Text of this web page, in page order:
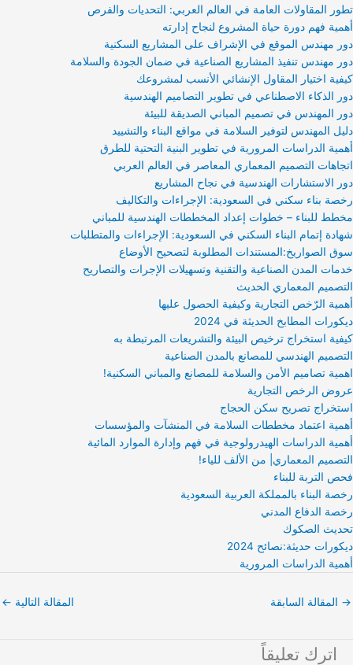
تطور المقاولات العامة في العالم العربي: التحديات والفرص
أهمية فهم دورة حياة المشروع لنجاح إدارته
دور مهندس الموقع في الإشراف على المشاريع السكنية
دور مهندس تنفيذ المشاريع الصناعية في ضمان الجودة والسلامة
كيفية اختيار المقاول الإنشائي الأنسب لمشروعك
دور الذكاء الاصطناعي في تطوير التصاميم الهندسية
دور المهندس في تصميم المباني الصديقة للبيئة
دليل المهندس لتوفير السلامة في مواقع البناء والتشييد
أهمية الدراسات المرورية في تطوير البنية التحتية للطرق
اتجاهات التصميم المعماري المعاصر في العالم العربي
دور الاستشارات الهندسية في نجاح المشاريع
رخصة بناء سكني في السعودية: الإجراءات والتكاليف
مخطط للبناء – خطوات إعداد المخططات الهندسية للمباني
شهادة إتمام البناء السكني في السعودية: الإجراءات والمتطلبات
سوق الصواريخ:المستندات المطلوبة لتصحيح الأوضاع
خدمات المدن الصناعية والتقنية وتسهيلات الإجرات والتصاريح
التصميم المعماري الحديث
أهمية الرّخص التجارية وكيفية الحصول عليها
ديكورات المطابخ الحديثة في 2024
كيفية استخراج ترخيص البيئة والتشريعات المرتبطة به
التصميم الهندسي للمصانع بالمدن الصناعية
اهمية تصاميم الأمن والسلامة للمصانع والمباني السكنية!
عروض الرخص التجارية
استخراج تصريح سكن الحجاج
أهمية اعتماد مخططات السلامة في المنشآت والمؤسسات
أهمية الدراسات الهيدرولوجية في فهم وإدارة الموارد المائية
التصميم المعماري| من الألف للياء!
فحص التربة للبناء
رخصة البناء بالمملكة العربية السعودية
رخصة الدفاع المدني
تحديث الصكوك
ديكورات حديثة:نصائح 2024
أهمية الدراسات المرورية
→ المقالة السابقة المقالة التالية ←
اترك تعليقاً